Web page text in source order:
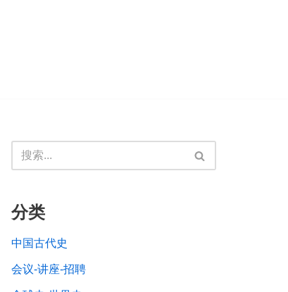
分类
中国古代史
会议-讲座-招聘